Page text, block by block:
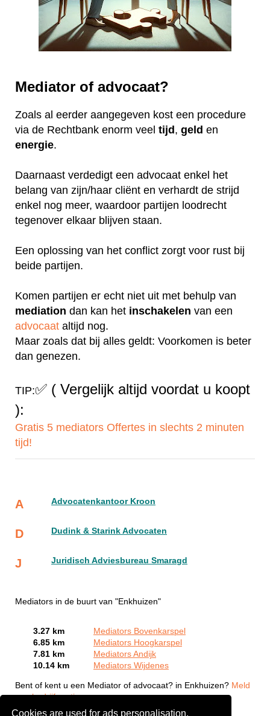
Cookies are used for ads personalisation.
Mediator of advocaat?
Zoals al eerder aangegeven kost een procedure
via de Rechtbank enorm veel tijd, geld en
energie.
Daarnaast verdedigt een advocaat enkel het
belang van zijn/haar cliënt en verhardt de strijd
enkel nog meer, waardoor partijen loodrecht
tegenover elkaar blijven staan.
Een oplossing van het conflict zorgt voor rust bij
beide partijen.
Komen partijen er echt niet uit met behulp van
mediation dan kan het inschakelen van een
advocaat altijd nog.
Maar zoals dat bij alles geldt: Voorkomen is beter
dan genezen.
TIP:✅ ( Vergelijk altijd voordat u koopt
):
Gratis 5 mediators Offertes in slechts 2 minuten
tijd!
A Advocatenkantoor Kroon
D Dudink & Starink Advocaten
J Juridisch Adviesbureau Smaragd
Mediators in de buurt van "Enkhuizen"
3.27 km
Mediators Bovenkarspel
6.85 km
Mediators Hoogkarspel
7.81 km
Mediators Andijk
10.14 km
Mediators Wijdenes
Bent of kent u een Mediator of advocaat? in Enkhuizen? Meld
een bedrijf gratis aan